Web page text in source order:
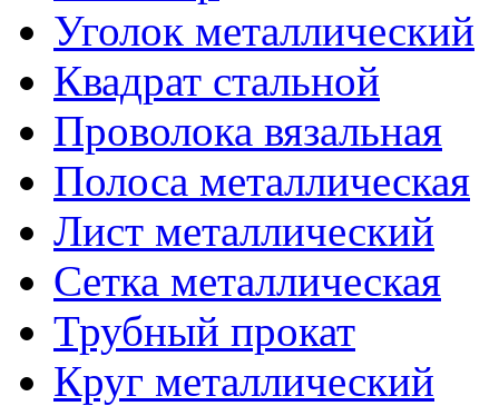
Уголок металлический
Квадрат стальной
Проволока вязальная
Полоса металлическая
Лист металлический
Сетка металлическая
Трубный прокат
Круг металлический